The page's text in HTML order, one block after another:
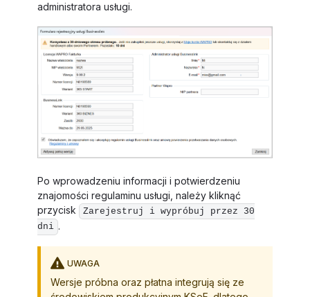
administratora usługi.
Po wprowadzeniu informacji i potwierdzeniu
znajomości regulaminu usługi, należy kliknąć
przycisk
Zarejestruj i wypróbuj przez 30
dni .
UWAGA
Wersje próbna oraz płatna integrują się ze